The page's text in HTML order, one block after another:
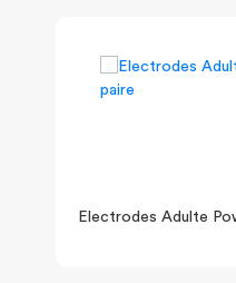
Electrodes Adulte